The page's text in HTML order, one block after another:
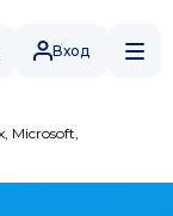
Вход
Microsoft,